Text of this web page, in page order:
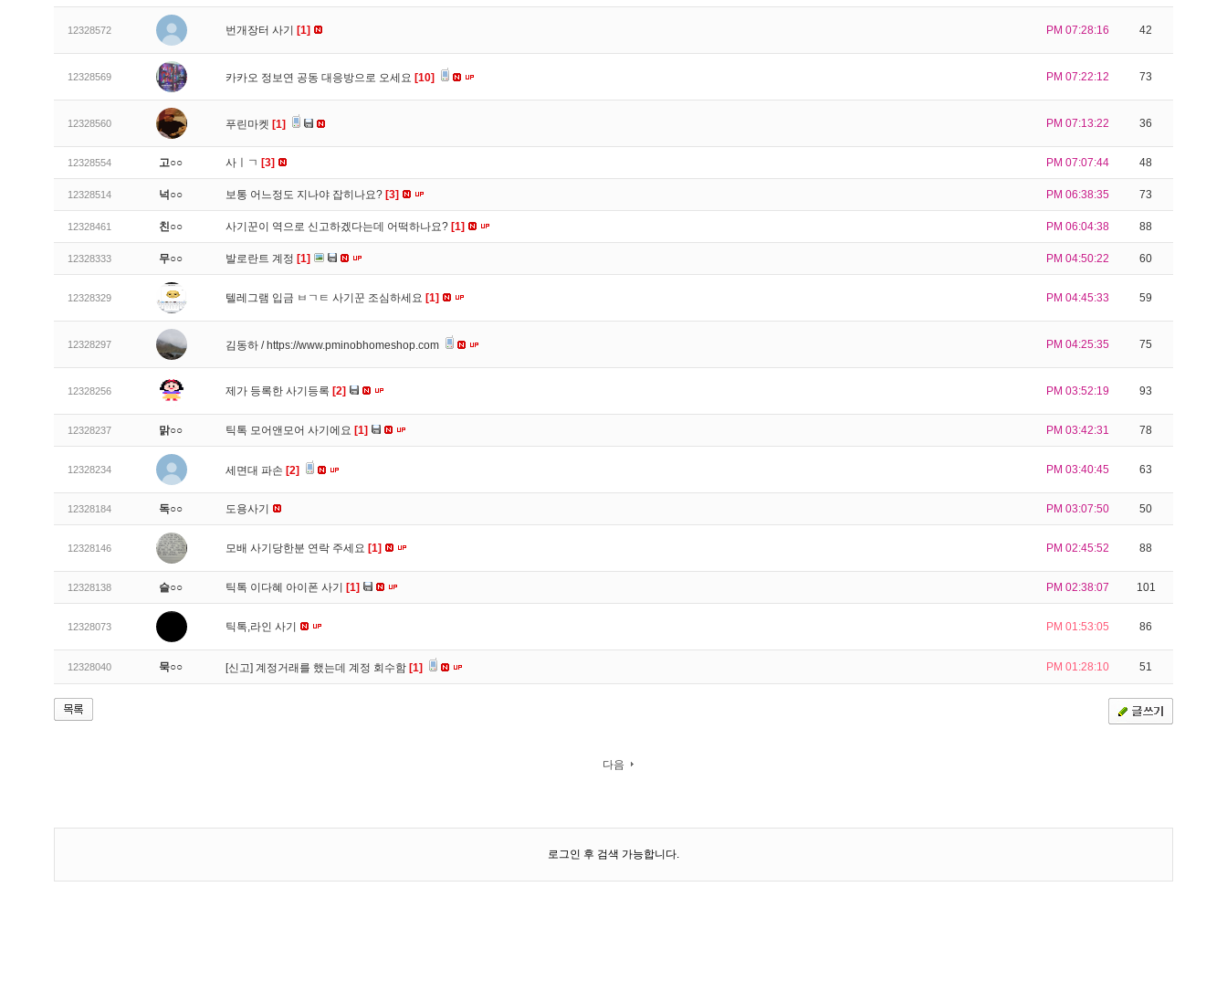
12328572 번개장터 사기 [1] PM 07:28:16 42
12328569 카카오 정보연 공동 대응방으로 오세요 [10] PM 07:22:12 73
12328560 푸린마켓 [1] PM 07:13:22 36
12328554 고○○ 사ㅣㄱ [3] PM 07:07:44 48
12328514 넉○○ 보통 어느정도 지나야 잡히나요? [3] PM 06:38:35 73
12328461 친○○ 사기꾼이 역으로 신고하겠다는데 어떡하나요? [1] PM 06:04:38 88
12328333 무○○ 발로란트 계정 [1] PM 04:50:22 60
12328329 텔레그램 입금 ㅂㄱㅌ 사기꾼 조심하세요 [1] PM 04:45:33 59
12328297 김동하 / https://www.pminobhomeshop.com PM 04:25:35 75
12328256 제가 등록한 사기등록 [2] PM 03:52:19 93
12328237 맑○○ 틱톡 모어앤모어 사기에요 [1] PM 03:42:31 78
12328234 세면대 파손 [2] PM 03:40:45 63
12328184 독○○ 도용사기 PM 03:07:50 50
12328146 모배 사기당한분 연락 주세요 [1] PM 02:45:52 88
12328138 슬○○ 틱톡 이다혜 아이폰 사기 [1] PM 02:38:07 101
12328073 틱톡,라인 사기 PM 01:53:05 86
12328040 묵○○ [신고] 계정거래를 했는데 계정 회수함 [1] PM 01:28:10 51
다음
로그인 후 검색 가능합니다.